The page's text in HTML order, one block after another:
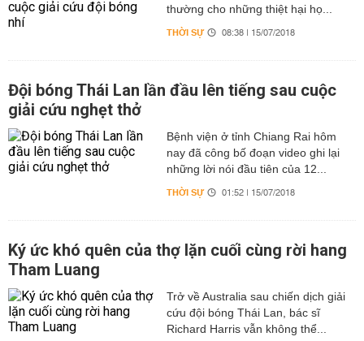
thường cho những thiệt hại họ...
THỜI SỰ 08:38 | 15/07/2018
Đội bóng Thái Lan lần đầu lên tiếng sau cuộc
giải cứu nghẹt thở
Bệnh viện ở tỉnh Chiang Rai hôm
nay đã công bố đoạn video ghi lại
những lời nói đầu tiên của 12...
THỜI SỰ 01:52 | 15/07/2018
Ký ức khó quên của thợ lặn cuối cùng rời hang
Tham Luang
Trở về Australia sau chiến dịch giải
cứu đội bóng Thái Lan, bác sĩ
Richard Harris vẫn không thể...